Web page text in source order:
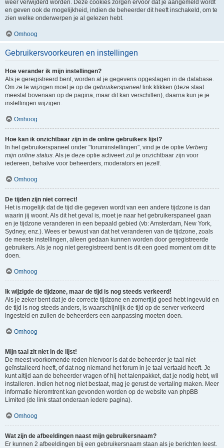
weer verwijderd worden. Deze cookies zorgen ervoor dat je aangemeld wordt
en geven ook de mogelijkheid, indien de beheerder dit heeft inschakeld, om te
zien welke onderwerpen je al gelezen hebt.
Omhoog
Gebruikersvoorkeuren en instellingen
Hoe verander ik mijn instellingen?
Als je geregistreerd bent, worden al je gegevens opgeslagen in de database.
Om ze te wijzigen moet je op de gebruikerspaneel link klikken (deze staat
meestal bovenaan op de pagina, maar dit kan verschillen), daarna kun je je
instellingen wijzigen.
Omhoog
Hoe kan ik onzichtbaar zijn in de online gebruikers lijst?
In het gebruikerspaneel onder "foruminstellingen", vind je de optie Verberg
mijn online status. Als je deze optie activeert zul je onzichtbaar zijn voor
iedereen, behalve voor beheerders, moderators en jezelf.
Omhoog
De tijden zijn niet correct!
Het is mogelijk dat de tijd die gegeven wordt van een andere tijdzone is dan
waarin jij woont. Als dit het geval is, moet je naar het gebruikerspaneel gaan
en je tijdzone veranderen in een bepaald gebied (vb: Amsterdam, New York,
Sydney, enz.). Wees er bewust van dat het veranderen van de tijdzone, zoals
de meeste instellingen, alleen gedaan kunnen worden door geregistreerde
gebruikers. Als je nog niet geregistreerd bent is dit een goed moment om dit te
doen.
Omhoog
Ik wijzigde de tijdzone, maar de tijd is nog steeds verkeerd!
Als je zeker bent dat je de correcte tijdzone en zomertijd goed hebt ingevuld en
de tijd is nog steeds anders, is waarschijnlijk de tijd op de server verkeerd
ingesteld en zullen de beheerders een aanpassing moeten doen.
Omhoog
Mijn taal zit niet in de lijst!
De meest voorkomende reden hiervoor is dat de beheerder je taal niet
geïnstalleerd heeft, of dat nog niemand het forum in je taal vertaald heeft. Je
kunt altijd aan de beheerder vragen of hij het talenpakket, dat je nodig hebt, wil
installeren. Indien het nog niet bestaat, mag je gerust de vertaling maken. Meer
informatie hieromtrent kan gevonden worden op de website van phpBB
Limited (de link staat onderaan iedere pagina).
Omhoog
Wat zijn de afbeeldingen naast mijn gebruikersnaam?
Er kunnen 2 afbeeldingen bij een gebruikersnaam staan als je berichten leest.